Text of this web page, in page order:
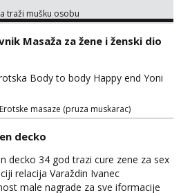
traži mušku osobu
Masaža za žene i ženski dio
Body to body Happy end Yoni
Erotske masaze (pruza muskarac)
decko
decko 34 god trazi cure zene za sex
relacija Varaždin Ivanec
male nagrade za sve iformacije